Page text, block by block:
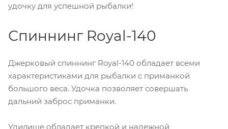
удочку для успешной рыбалки!
Спиннинг Royal-140
Джерковый спиннинг Royal-140 обладает всеми
характеристиками для рыбалки с приманкой
большого веса. Удочка позволяет совершать
дальний заброс приманки.
Удилище обладает крепкой и надежной